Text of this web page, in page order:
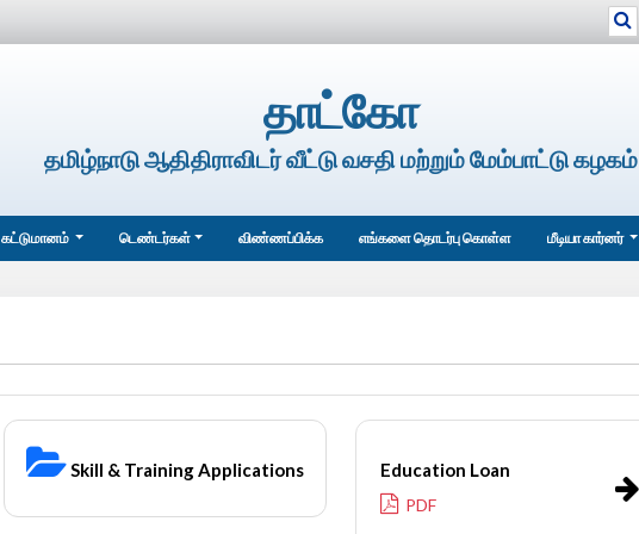
தாட்கோ
தமிழ்நாடு ஆதிதிராவிடர் வீட்டு வசதி மற்றும் மேம்பாட்டு கழகம்
கட்டுமானம் டெண்டர்கள் விண்ணப்பிக்க எங்களை தொடர்பு கொள்ள மீடியா கார்னர்
Skill & Training Applications Education Loan
PDF